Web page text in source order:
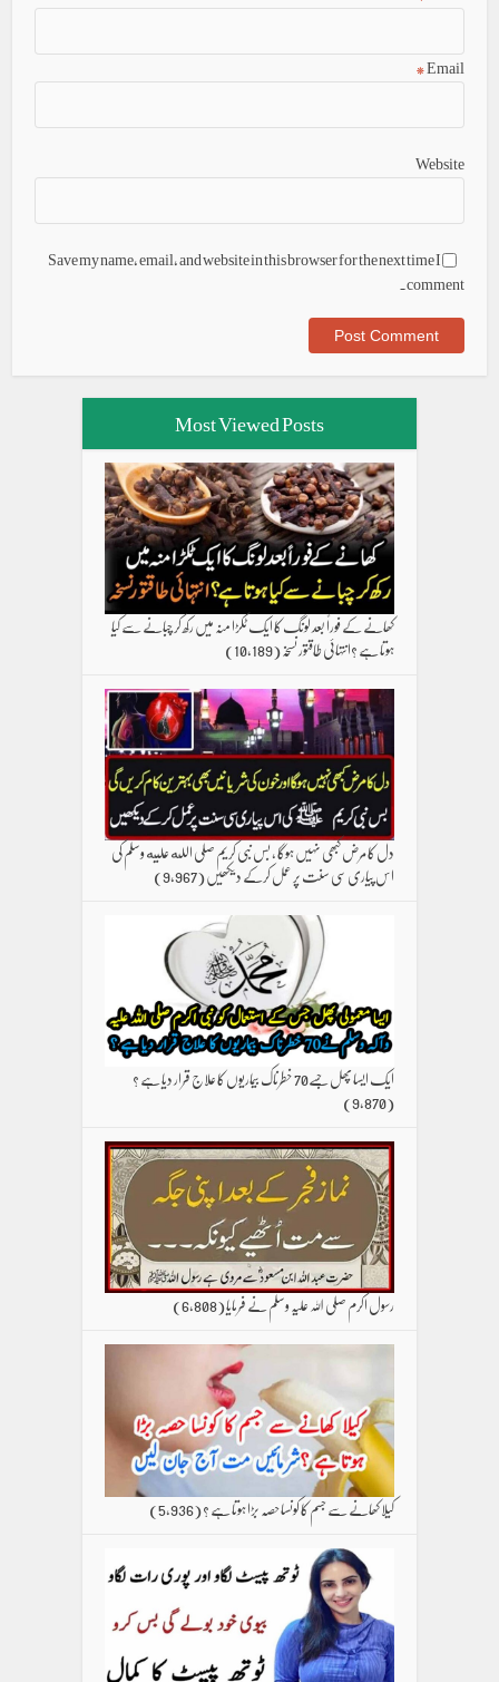
Email
*
Website
Save my name, email, and website in this browser for the next time I
comment.
Most Viewed Posts
کھانے کے فوراً بعد لونگ کا ایک ٹکڑا منہ میں رکھ کر چبانے سے کیا
ہوتا ہے ؟انتہائی طاقتور نسخہ(10,189)
دل کا مرض کبھی نہیں ہوگا ، بس نبی کریم صلی الله علیه وسلم کی
اس پیاری سی سنت پر عمل کرکے دیکھیں(9,967)
ایک ایسا پھل جسے70 خطرناک بیماریوں کا علاج قرار دیا ہے ؟
(9,870)
رسول اکرم صلی اللہ علیہ وسلم نے فرمایا(6,808)
کیلا کھانے سے جسم کا کونسا حصہ بڑا ہوتا ہے ؟(5,936)